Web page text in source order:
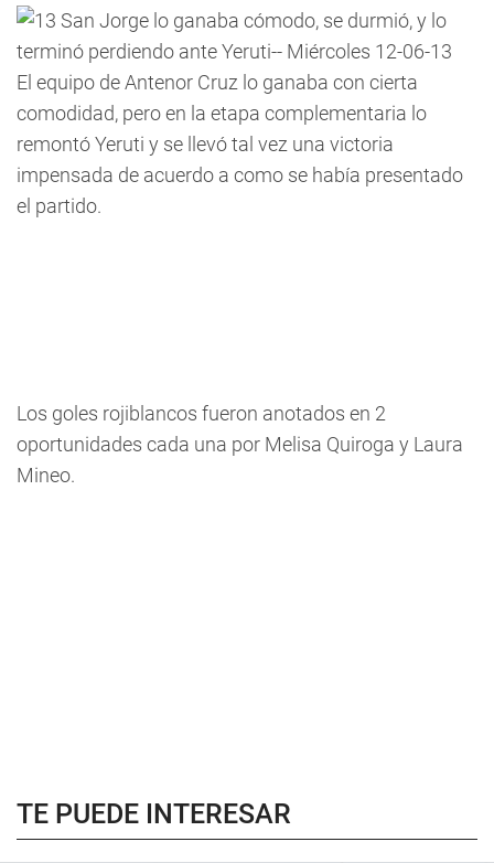
El equipo de Antenor Cruz lo ganaba con cierta
comodidad, pero en la etapa complementaria lo
remontó Yeruti y se llevó tal vez una victoria
impensada de acuerdo a como se había presentado
el partido.
Los goles rojiblancos fueron anotados en 2
oportunidades cada una por Melisa Quiroga y Laura
Mineo.
TE PUEDE INTERESAR